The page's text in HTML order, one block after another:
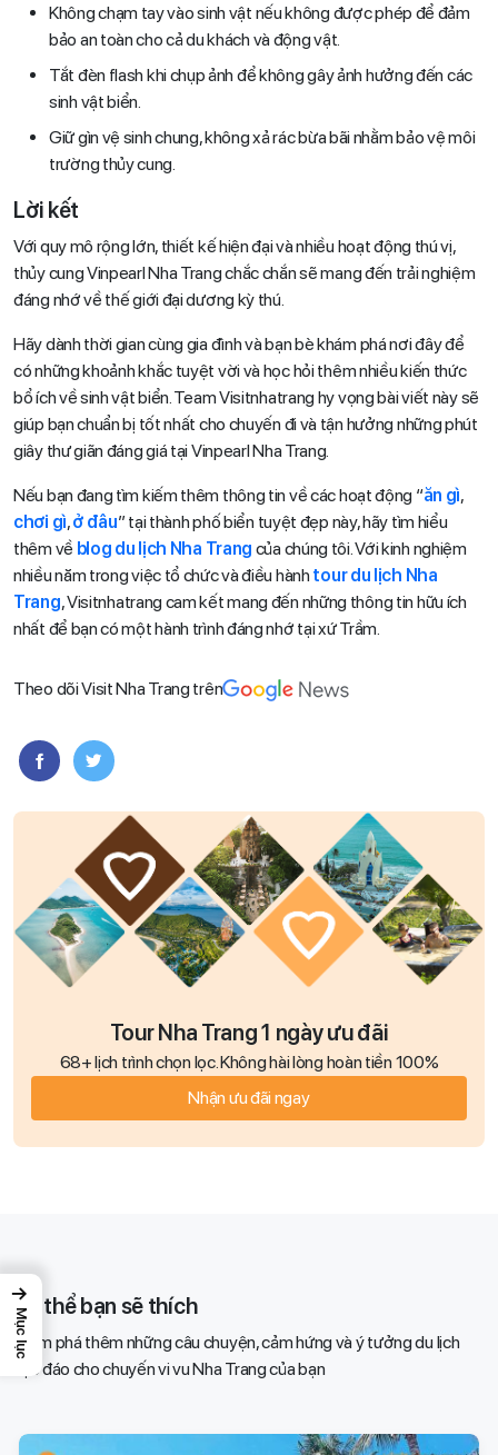
Không chạm tay vào sinh vật nếu không được phép để đảm
bảo an toàn cho cả du khách và động vật.
Tắt đèn flash khi chụp ảnh để không gây ảnh hưởng đến các
sinh vật biển.
Giữ gìn vệ sinh chung, không xả rác bừa bãi nhằm bảo vệ môi
trường thủy cung.
Lời kết
Với quy mô rộng lớn, thiết kế hiện đại và nhiều hoạt động thú vị,
thủy cung Vinpearl Nha Trang chắc chắn sẽ mang đến trải nghiệm
đáng nhớ về thế giới đại dương kỳ thú.
Hãy dành thời gian cùng gia đình và bạn bè khám phá nơi đây để
có những khoảnh khắc tuyệt vời và học hỏi thêm nhiều kiến thức
bổ ích về sinh vật biển. Team Visitnhatrang hy vọng bài viết này sẽ
giúp bạn chuẩn bị tốt nhất cho chuyến đi và tận hưởng những phút
giây thư giãn đáng giá tại Vinpearl Nha Trang.
Nếu bạn đang tìm kiếm thêm thông tin về các hoạt động “ăn gì,
chơi gì,ở đâu” tại thành phố biển tuyệt đẹp này, hãy tìm hiểu
thêm về blog du lịch Nha Trang của chúng tôi. Với kinh nghiệm
nhiều năm trong việc tổ chức và điều hành tour du lịch Nha
Trang, Visitnhatrang cam kết mang đến những thông tin hữu ích
nhất để bạn có một hành trình đáng nhớ tại xứ Trầm.
Theo dõi Visit Nha Trang trên
Tour Nha Trang 1 ngày ưu đãi
68+ lịch trình chọn lọc. Không hài lòng hoàn tiền 100%
Nhận ưu đãi ngay
Có thể bạn sẽ thích
Khám phá thêm những câu chuyện, cảm hứng và ý tưởng du lịch
độc đáo cho chuyến vi vu Nha Trang của bạn​
→
Mục lục